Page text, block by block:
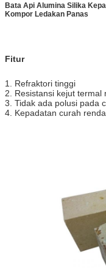
Bata Api Alumina Silika
Kompor Ledakan Panas
Fitur
1. Refraktori tinggi
2. Resistansi kejut termal
3. Tidak ada polusi pada
4. Kepadatan curah